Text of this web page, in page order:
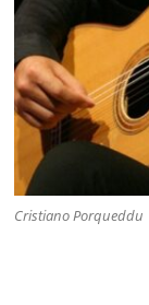
Cristiano Porqueddu